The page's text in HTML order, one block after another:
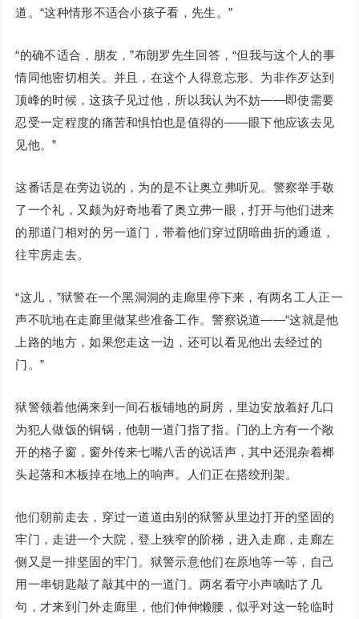
道。“这种情形不适合小孩子看，先生。”
“的确不适合，朋友，”布朗罗先生回答，“但我与这个人的事
情同他密切相关。并且，在这个人得意忘形、为非作歹达到
顶峰的时候，这孩子见过他，所以我认为不妨——即使需要
忍受一定程度的痛苦和惧怕也是值得的——眼下他应该去见
见他。”
这番话是在旁边说的，为的是不让奥立弗听见。警察举手敬
了一个礼，又颇为好奇地看了奥立弗一眼，打开与他们进来
的那道门相对的另一道门，带着他们穿过阴暗曲折的通道，
往牢房走去。
“这儿，”狱警在一个黑洞洞的走廊里停下来，有两名工人正一
声不吭地在走廊里做某些准备工作。警察说道——“这就是他
上路的地方，如果您走这一边，还可以看见他出去经过的
门。”
狱警领着他俩来到一间石板铺地的厨房，里边安放着好几口
为犯人做饭的铜锅，他朝一道门指了指。门的上方有一个敞
开的格子窗，窗外传来七嘴八舌的说话声，其中还混杂着榔
头起落和木板掉在地上的响声。人们正在搭绞刑架。
他们朝前走去，穿过一道道由别的狱警从里边打开的坚固的
牢门，走进一个大院，登上狭窄的阶梯，进入走廊，走廊左
侧又是一排坚固的牢门。狱警示意他们在原地等一等，自己
用一串钥匙敲了敲其中的一道门。两名看守小声嘀咕了几
句，才来到门外走廊里，他们伸伸懒腰，似乎对这一轮临时